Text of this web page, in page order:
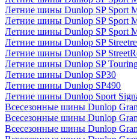
Летние шины Dunlop SP Sport
Летние шины Dunlop SP Sport
Летние шины Dunlop SP Sport
Летние шины Dunlop SP
Летние шины Dunlop SP
Летние шины Dunlop SP
Летние шины Dunlop SP30
Летние шины Dunlop SP490
Летние шины Dunlop Sport
Всесезонные шины Dunlop
Всесезонные шины Dunlop
Всесезонные шины Dunlop